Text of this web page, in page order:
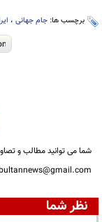
برچسب ها: جام جهانی ،
شما می توانید مطالب و
نظر شما